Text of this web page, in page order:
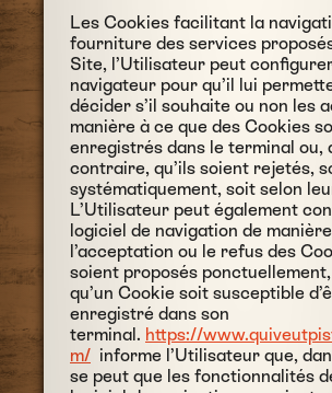
Les Cookies facilitant la
fourniture des services
Site, l’Utilisateur peut
navigateur pour qu’il lui
décider s’il souhaite ou non les
manière à ce que des Cookies
enregistrés dans le terminal ou,
contraire, qu’ils soient rejetés,
systématiquement, soit selon
L’Utilisateur peut également
logiciel de navigation de
l’acceptation ou le refus des
soient proposés
qu’un Cookie soit susceptible
enregistré dans son
terminal. https://
m/ informe l’Utilisateur que,
se peut que les fonctionnalités